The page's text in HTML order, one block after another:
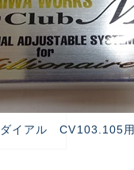
イアル CV103.105用